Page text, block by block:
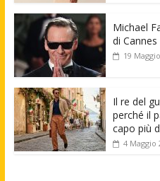
Michael
di Cannes
19
Il re del
perché il
capo più
4 Maggio